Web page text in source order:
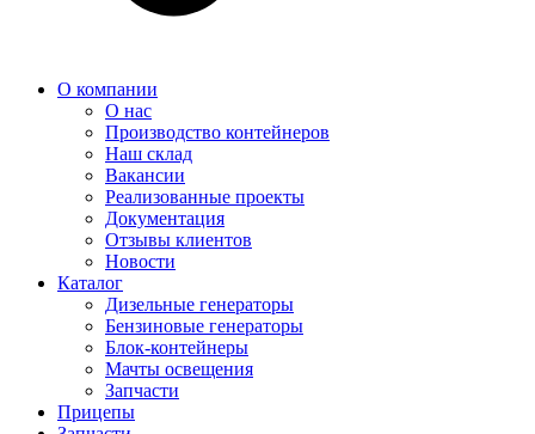
О компании
О нас
Производство контейнеров
Наш склад
Вакансии
Реализованные проекты
Документация
Отзывы клиентов
Новости
Каталог
Дизельные генераторы
Бензиновые генераторы
Блок-контейнеры
Мачты освещения
Запчасти
Прицепы